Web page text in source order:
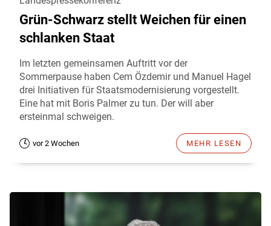
Grün-Schwarz stellt Weichen für einen
schlanken Staat
Im letzten gemeinsamen Auftritt vor der
Sommerpause haben Cem Özdemir und Manuel Hagel
drei Initiativen für Staatsmodernisierung vorgestellt.
Eine hat mit Boris Palmer zu tun. Der will aber
ersteinmal schweigen.
vor 2 Wochen MEHR LESEN